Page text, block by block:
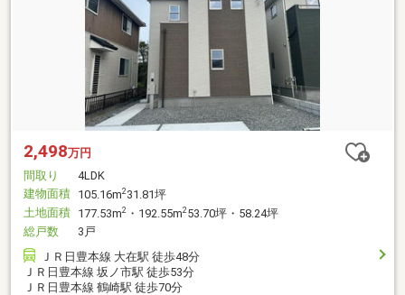
2,498万円
間取り
4LDK
建物面積 105.16m231.81坪
土地面積 177.53m2 ・192.55m253.70坪・58.24坪
総戸数
3戸
ＪＲ日豊本線 大在駅 徒歩48分
ＪＲ日豊本線 坂ノ市駅 徒歩53分
ＪＲ日豊本線 鶴崎駅 徒歩70分